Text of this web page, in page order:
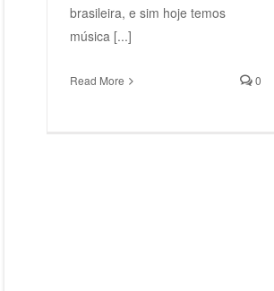
brasileira, e sim hoje temos
música [...]
Read More 0